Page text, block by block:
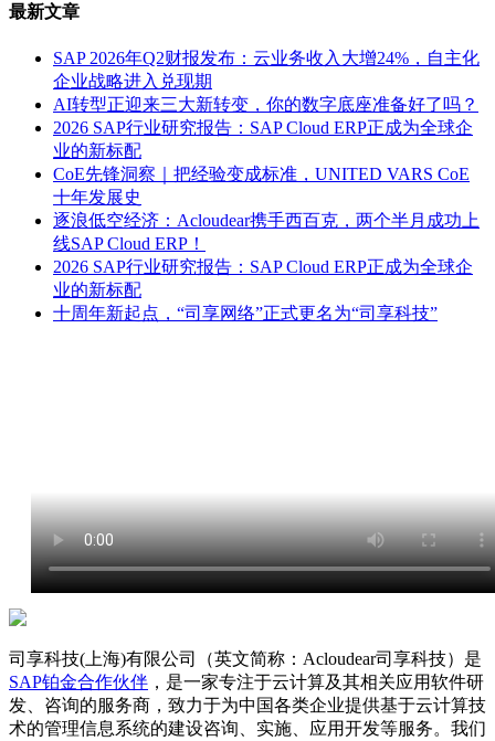
最新文章
SAP 2026年Q2财报发布：云业务收入大增24%，自主化
企业战略进入兑现期
AI转型正迎来三大新转变，你的数字底座准备好了吗？
2026 SAP行业研究报告：SAP Cloud ERP正成为全球企
业的新标配
CoE先锋洞察｜把经验变成标准，UNITED VARS CoE
十年发展史
逐浪低空经济：Acloudear携手西百克，两个半月成功上
线SAP Cloud ERP！
2026 SAP行业研究报告：SAP Cloud ERP正成为全球企
业的新标配
十周年新起点，“司享网络”正式更名为“司享科技”
司享科技(上海)有限公司（英文简称：Acloudear司享科技）是
SAP铂金合作伙伴 ，是一家专注于云计算及其相关应用软件研
发、咨询的服务商，致力于为中国各类企业提供基于云计算技
术的管理信息系统的建设咨询、实施、应用开发等服务。我们